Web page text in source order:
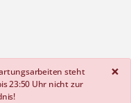
steht
23:50 Uhr nicht zur
×